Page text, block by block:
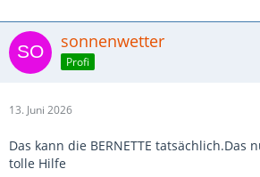
sonnenwetter
Profi
13. Juni 2026
Das kann die BERNETTE tatsächlich.Das
tolle Hilfe